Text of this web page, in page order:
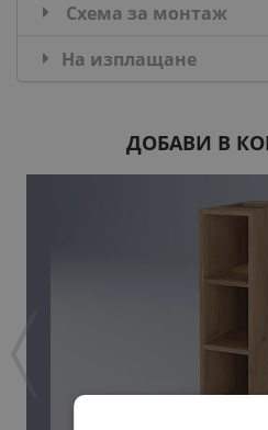
Схема за монтаж
На изплащане
ДОБАВИ В